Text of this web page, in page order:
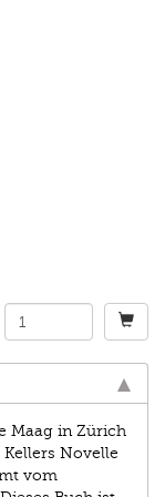
Maag in Zürich
Novelle
vom